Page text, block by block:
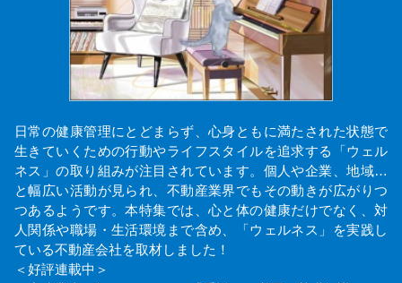
日常の健康管理にとどまらず、心身ともに満たされた状態で
生きていくための行動やライフスタイルを追求する「ウェル
ネス」の取り組みが注目されています。個人や企業、地域…
と幅広い活動が見られ、不動産業界でもその動きが広がりつ
つあるようです。本特集では、心と体の健康だけでなく、対
人関係や職場・生活環境まで含め、「ウェルネス」を実践し
ている不動産会社を取材しました！
＜好評連載中＞